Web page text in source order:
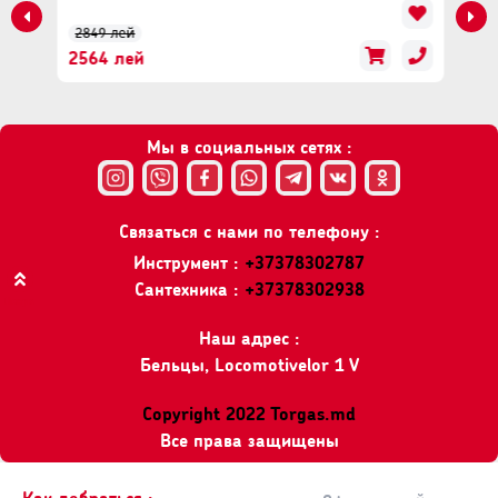
2849 лей
2564 лей
Мы в социальных сетях :
Связаться с нами по телефону :
Инструмент : +37378302787
Сантехника : +37378302938
Наш адрес :
Бельцы, Locomotivelor 1 V
Copyright 2022 Torgas.md
Все права защищены